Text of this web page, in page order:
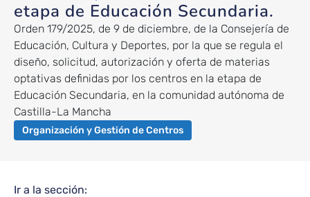
etapa de Educación Secundaria.
Orden 179/2025, de 9 de diciembre, de la Consejería de
Educación, Cultura y Deportes, por la que se regula el
diseño, solicitud, autorización y oferta de materias
optativas definidas por los centros en la etapa de
Educación Secundaria, en la comunidad autónoma de
Castilla-La Mancha
Organización y Gestión de Centros
Ir a la sección: